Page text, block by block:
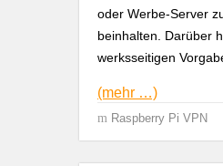
oder Werbe-Server
beinhalten. Darüber
werksseitigen
(mehr …)
Raspberry Pi VPN